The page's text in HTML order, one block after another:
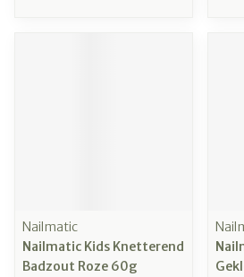
Nailmatic
Nailmatic Kids Knetterend
Badzout Roze 60g